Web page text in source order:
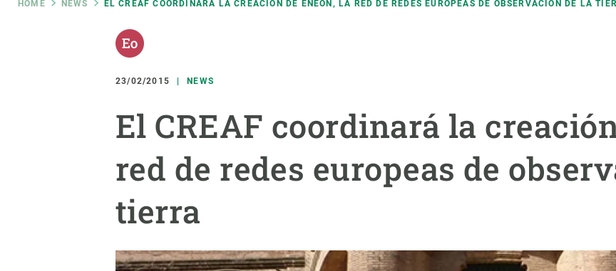
Breadcrumb
HOME NEWS EL CREAF COORDINARÁ LA CREACIÓN DE ENEON, LA RED DE REDES EUROPEAS DE OBSERVACIÓN DE LA
23/02/2015 NEWS
El CREAF coordinará la
red de redes europeas de
tierra
Featured
responsive
Responsive
menu
Institutional organisation Biodiversity
Functioning of ecosystems
Synthesis Actions
Solutions
Policy and management
Career
We offer you
Request your